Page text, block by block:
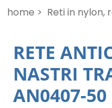
home > Reti in
RETE
NASTRI
AN0407-50